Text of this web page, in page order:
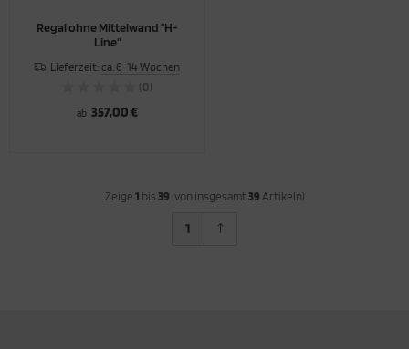
Regal ohne Mittelwand "H-
Line"
Lieferzeit: ca. 6-14 Wochen
(0)
ab 357,00 €
Zeige 1 bis 39 (von insgesamt 39 Artikeln)
1